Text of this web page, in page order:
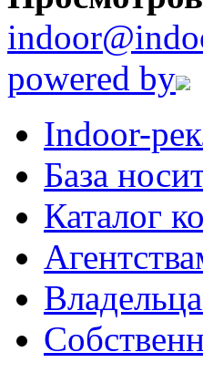
powered by
Indoor-
База
Каталог